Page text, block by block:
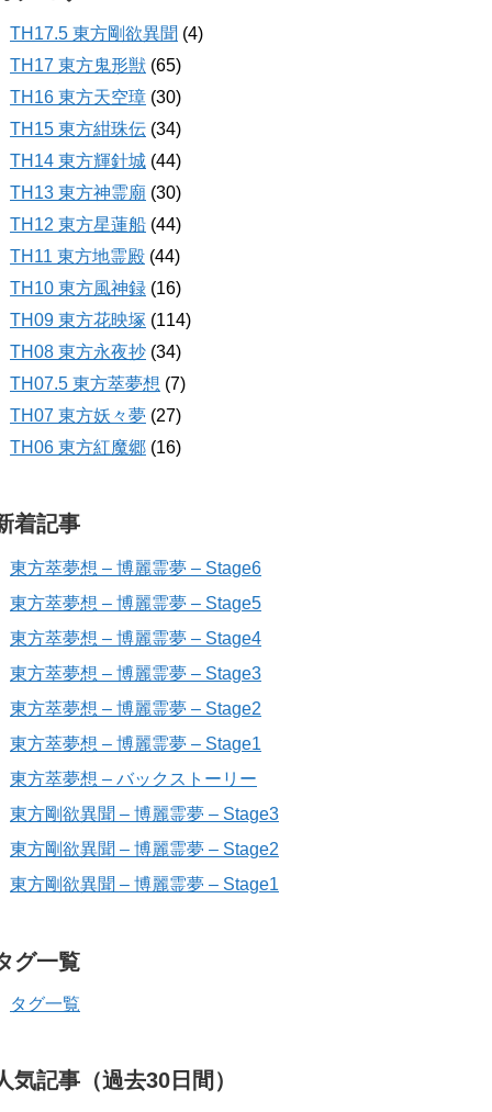
TH17.5 東方剛欲異聞 (4)
TH17 東方鬼形獣 (65)
TH16 東方天空璋 (30)
TH15 東方紺珠伝 (34)
TH14 東方輝針城 (44)
TH13 東方神霊廟 (30)
TH12 東方星蓮船 (44)
TH11 東方地霊殿 (44)
TH10 東方風神録 (16)
TH09 東方花映塚 (114)
TH08 東方永夜抄 (34)
TH07.5 東方萃夢想 (7)
TH07 東方妖々夢 (27)
TH06 東方紅魔郷 (16)
着記事
東方萃夢想 – 博麗霊夢 – Stage6
東方萃夢想 – 博麗霊夢 – Stage5
東方萃夢想 – 博麗霊夢 – Stage4
東方萃夢想 – 博麗霊夢 – Stage3
東方萃夢想 – 博麗霊夢 – Stage2
東方萃夢想 – 博麗霊夢 – Stage1
東方萃夢想 – バックストーリー
東方剛欲異聞 – 博麗霊夢 – Stage3
東方剛欲異聞 – 博麗霊夢 – Stage2
東方剛欲異聞 – 博麗霊夢 – Stage1
グ一覧
タグ一覧
気記事（過去30日間）